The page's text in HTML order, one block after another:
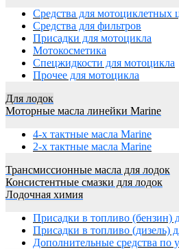
Средства для мотоциклетных
Средства для фильтров
Присадки для мотоцикла
Мотокосметика
Спецжидкости для мотоцикла
Прочее для мотоцикла
Для лодок
Моторные масла линейки Marine
4-х тактные масла Marine
2-х тактные масла Marine
Трансмиссионные масла для лодок
Консистентные смазки для лодок
Лодочная химия
Присадки в топливо (бензин)
Присадки в топливо (дизель)
Дополнительные средства по